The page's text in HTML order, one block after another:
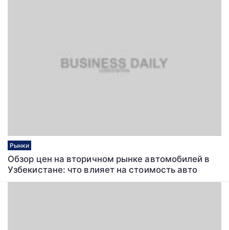
Рынки
Обзор цен на вторичном рынке автомобилей в
Узбекистане: что влияет на стоимость авто